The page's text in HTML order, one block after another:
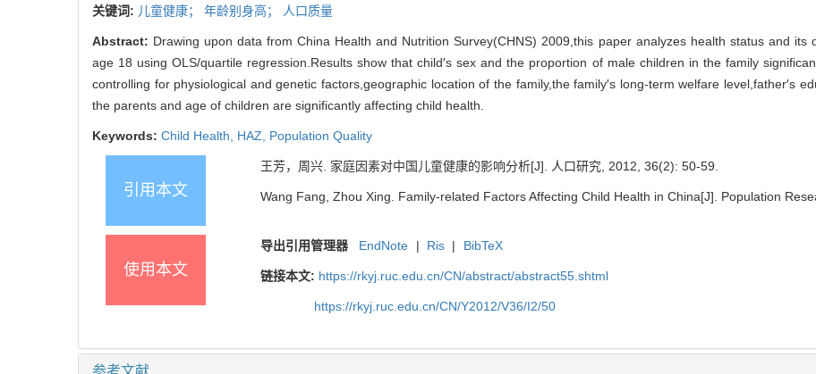
关键词: 儿童健康； 年龄别身高； 人口质量
Abstract: Drawing upon data from China Health and Nutrition Survey(CHNS) 2009,this paper analyzes health status and its
age 18 using OLS/quartile regression.Results show that child′s sex and the proportion of male children in the family
controlling for physiological and genetic factors,geographic location of the family,the family′s long-term welfare level,father′s
the parents and age of children are significantly affecting child health.
Keywords: Child Health, HAZ, Population Quality
引用本文
王芳，周兴. 家庭因素对中国儿童健康的影响分析[J]. 人口研究, 2012, 36(2): 50-59.
Wang Fang, Zhou Xing. Family-related Factors Affecting Child Health in China[J]. Population
使用本文
导出引用管理器 EndNote | Ris | BibTeX
链接本文: https://rkyj.ruc.edu.cn/CN/abstract/abstract55.shtml
https://rkyj.ruc.edu.cn/CN/Y2012/V36/I2/50
参考文献